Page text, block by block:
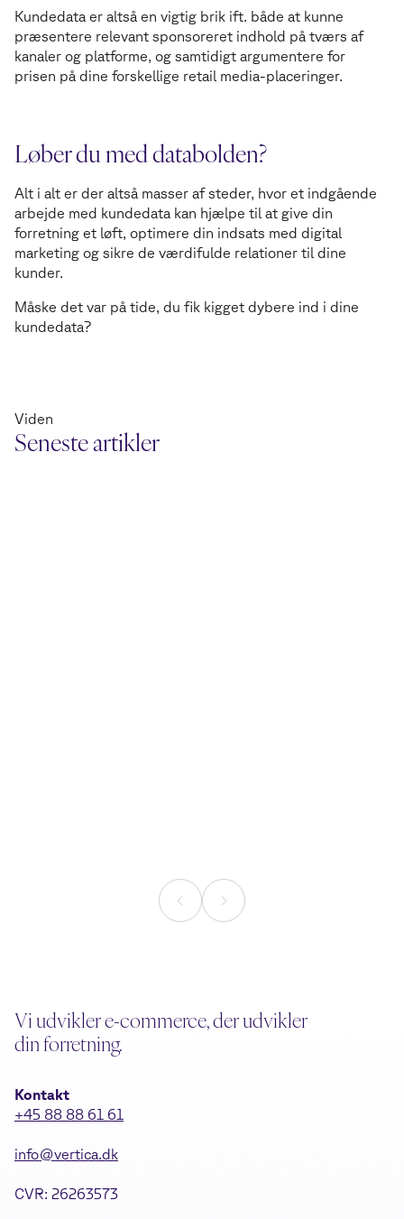
Kundedata er altså en vigtig brik ift. både at kunne
præsentere relevant sponsoreret indhold på tværs af
kanaler og platforme, og samtidigt argumentere for
prisen på dine forskellige retail media-placeringer.
Løber du med databolden?
Alt i alt er der altså masser af steder, hvor et indgående
arbejde med kundedata kan hjælpe til at give din
forretning et løft, optimere din indsats med digital
marketing og sikre de værdifulde relationer til dine
kunder.
Måske det var på tide, du fik kigget dybere ind i dine
kundedata?
Viden
Seneste artikler
Vi udvikler e-commerce, der udvikler
din forretning.
Kontakt
+45 88 88 61 61
info@vertica.dk
CVR: 26263573